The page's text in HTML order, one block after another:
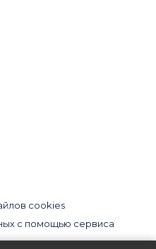
cookies
с помощью сервиса